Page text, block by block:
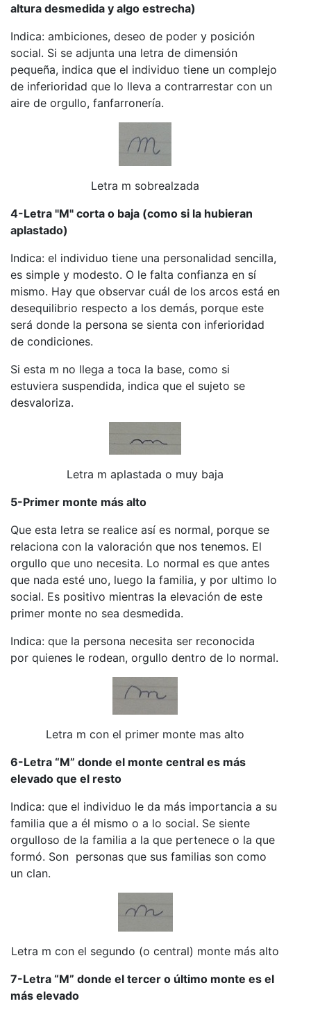
altura desmedida y algo estrecha)
Indica: ambiciones, deseo de poder y posición
social. Si se adjunta una letra de dimensión
pequeña, indica que el individuo tiene un complejo
de inferioridad que lo lleva a contrarrestar con un
aire de orgullo, fanfarronería.
Letra m sobrealzada
4-Letra "M" corta o baja (como si la hubieran
aplastado)
Indica: el individuo tiene una personalidad sencilla,
es simple y modesto. O le falta confianza en sí
mismo. Hay que observar cuál de los arcos está en
desequilibrio respecto a los demás, porque este
será donde la persona se sienta con inferioridad
de condiciones.
Si esta m no llega a toca la base, como si
estuviera suspendida, indica que el sujeto se
desvaloriza.
Letra m aplastada o muy baja
5-Primer monte más alto
Que esta letra se realice así es normal, porque se
relaciona con la valoración que nos tenemos. El
orgullo que uno necesita. Lo normal es que antes
que nada esté uno, luego la familia, y por ultimo lo
social. Es positivo mientras la elevación de este
primer monte no sea desmedida.
Indica: que la persona necesita ser reconocida
por quienes le rodean, orgullo dentro de lo normal.
Letra m con el primer monte mas alto
6-Letra “M” donde el monte central es más
elevado que el resto
Indica: que el individuo le da más importancia a su
familia que a él mismo o a lo social. Se siente
orgulloso de la familia a la que pertenece o la que
formó. Son personas que sus familias son como
un clan.
Letra m con el segundo (o central) monte más alto
7-Letra “M” donde el tercer o último monte es el
más elevado